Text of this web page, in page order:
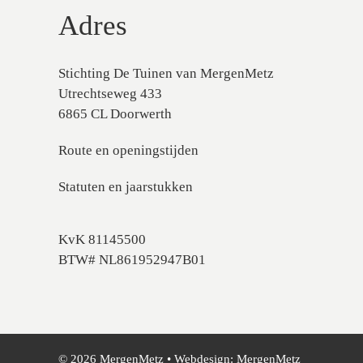
Adres
Stichting De Tuinen van MergenMetz
Utrechtseweg 433
6865 CL Doorwerth
Route en openingstijden
Statuten en jaarstukken
KvK 81145500
BTW# NL861952947B01
© 2026 MergenMetz • Webdesign: MergenMetz